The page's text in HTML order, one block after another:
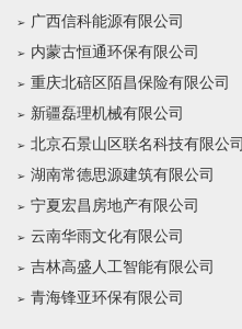
广西信科能源有限公司
内蒙古恒通环保有限公司
重庆北碚区陌昌保险有限公司
新疆磊理机械有限公司
北京石景山区联名科技有限公司
湖南常德思源建筑有限公司
宁夏宏昌房地产有限公司
云南华雨文化有限公司
吉林高盛人工智能有限公司
青海锋亚环保有限公司